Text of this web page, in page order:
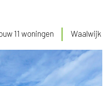
11 woningen Waalwijk